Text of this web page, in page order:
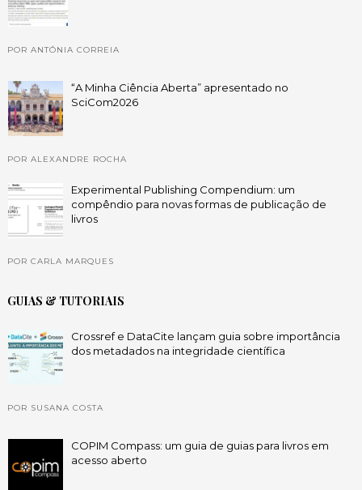
POR ANTÓNIA CORREIA
“A Minha Ciência Aberta” apresentado no
SciCom2026
POR ALEXANDRE ROCHA
Experimental Publishing Compendium: um
compêndio para novas formas de publicação de
livros
POR CARLA MARQUES
GUIAS & TUTORIAIS
Crossref e DataCite lançam guia sobre importância
dos metadados na integridade científica
POR SUSANA COSTA
COPIM Compass: um guia de guias para livros em
acesso aberto